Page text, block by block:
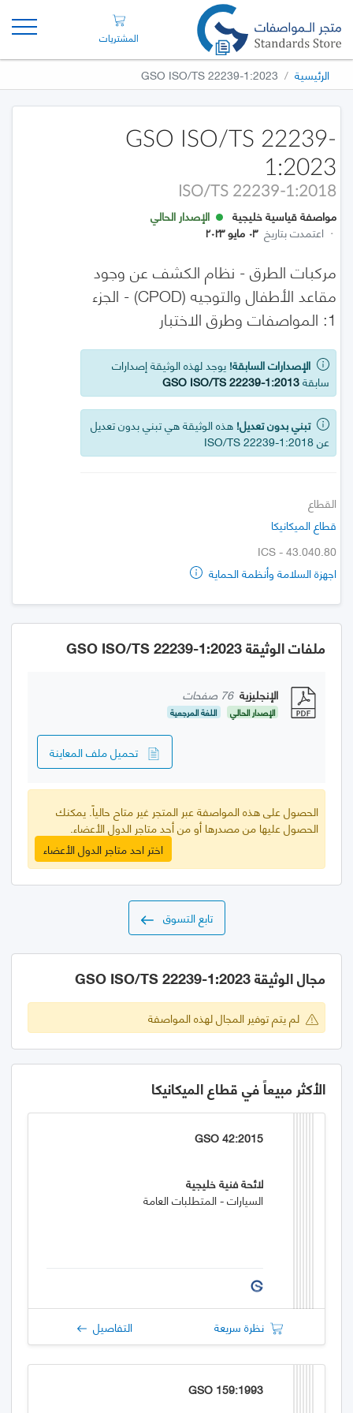
المشتريات
الرئيسية GSO ISO/TS 22239-1:2023
GSO ISO/TS 22239-
1:2023
ISO/TS 22239-1:2018
مواصفة قياسية خليجية
الإصدار الحالي
· اعتمدت بتاريخ ٠٣ مايو ٢٠٢٣
مركبات الطرق - نظام الكشف عن وجود
مقاعد الأطفال والتوجيه (CPOD) - الجزء
1: المواصفات وطرق الاختبار
الإصدارات السابقة! يوجد لهذه الوثيقة إصدارات
سابقةGSO ISO/TS 22239-1:2013
تبني بدون تعديل! هذه الوثيقة هي تبني بدون تعديل
عن ISO/TS 22239-1:2018
القطاع
قطاع الميكانيكا
ICS - 43.040.80
اجهزة السلامة وأنظمة الحماية
ملفات الوثيقة GSO ISO/TS 22239-1:2023
الإنجليزية 76 صفحات
الإصدار الحالي اللغة المرجعية
تحميل ملف المعاينة
الحصول على هذه المواصفة عبر المتجر غير متاح حالياً. يمكنك
الحصول عليها من مصدرها أو من أحد متاجر الدول الأعضاء.
اختر احد متاجر الدول الأعضاء
تابع التسوق
مجال الوثيقة GSO ISO/TS 22239-1:2023
لم يتم توفير المجال لهذه المواصفة
الأكثر مبيعاً في قطاع الميكانيكا
GSO 42:2015
لائحة فنية خليجية
السيارات - المتطلبات العامة
نظرة سريعة التفاصيل
GSO 159:1993